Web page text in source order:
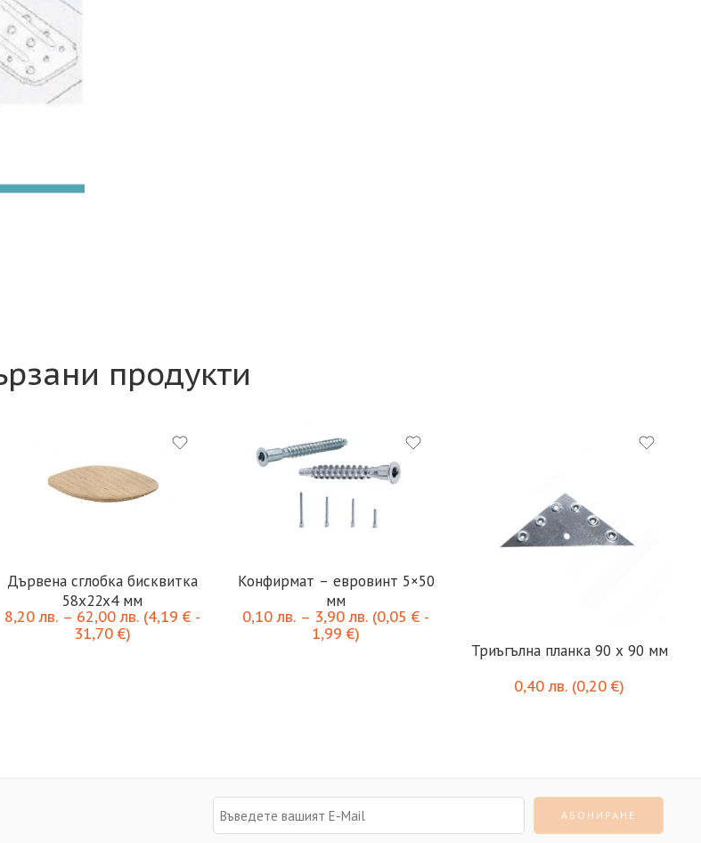
продукти
Дървена сглобка бисквитка
58x22x4 мм
8,20лв. – 62,00лв. (4,19€ -
31,70€)
Конфирмат – евровинт 5×50
мм
0,10лв. – 3,90лв. (0,05€ -
1,99€)
Триъгълна планка 90 х 90 мм
0,40лв. (0,20€)